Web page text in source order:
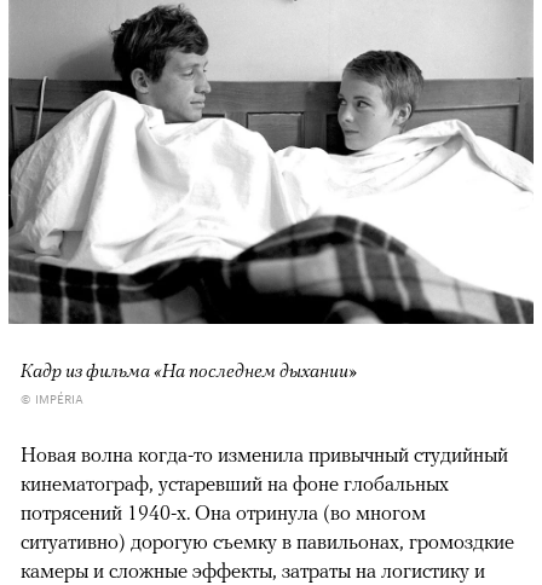
Кадр из фильма «На последнем дыхании»
© IMPÉRIA
Новая волна когда-то изменила привычный студийный
кинематограф, устаревший на фоне глобальных
потрясений 1940-х. Она отринула (во многом
ситуативно) дорогую съемку в павильонах, громоздкие
камеры и сложные эффекты, затраты на логистику и